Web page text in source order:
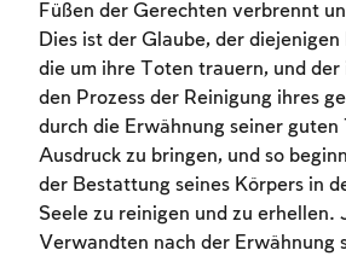
Füßen der Gerechten verbrennt
Dies ist der Glaube, der
die um ihre Toten trauern, und
den Prozess der Reinigung ihres
durch die Erwähnung seiner guten
Ausdruck zu bringen, und so
der Bestattung seines Körpers in
Seele zu reinigen und zu erhellen.
Verwandten nach der Erwähnung